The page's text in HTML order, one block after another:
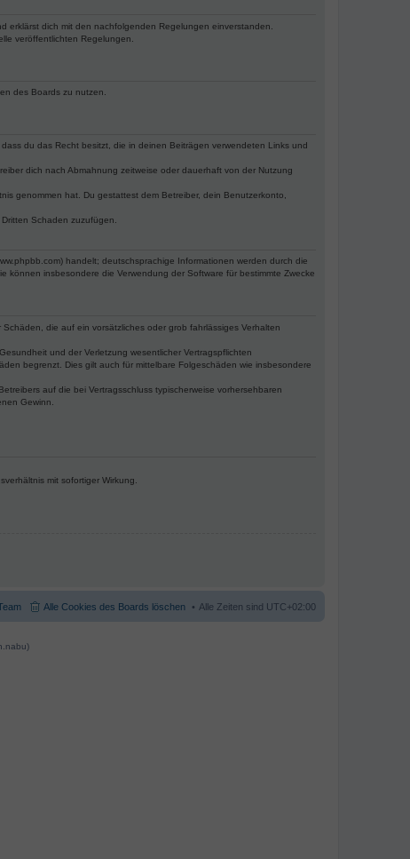
erklärst dich mit den nachfolgenden Regelungen einverstanden.
veröffentlichten Regelungen.
des Boards zu nutzen.
du das Recht besitzt, die in deinen Beiträgen verwendeten Links und
dich nach Abmahnung zeitweise oder dauerhaft von der Nutzung
genommen hat. Du gestattest dem Betreiber, dein Benutzerkonto,
Schaden zuzufügen.
handelt; deutschsprachige Informationen werden durch die
können insbesondere die Verwendung der Software für bestimmte Zwecke
die auf ein vorsätzliches oder grob fahrlässiges Verhalten
und der Verletzung wesentlicher Vertragspflichten
begrenzt. Dies gilt auch für mittelbare Folgeschäden wie insbesondere
auf die bei Vertragsschluss typischerweise vorhersehbaren
Gewinn.
mit sofortiger Wirkung.
Alle Zeiten sind UTC+02:00
Alle Cookies des Boards löschen